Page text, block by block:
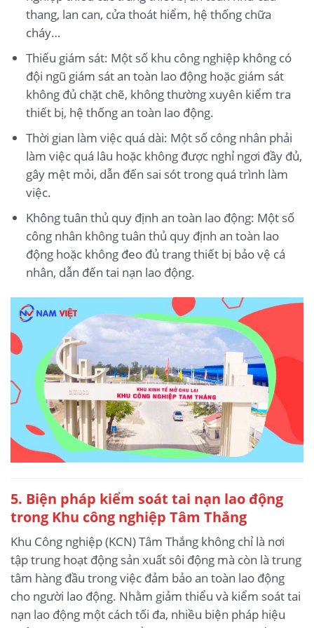
thang, lan can, cửa thoát hiểm, hệ thống chữa
cháy…
Thiếu giám sát: Một số khu công nghiệp không có
đội ngũ giám sát an toàn lao động hoặc giám sát
không đủ chặt chẽ, không thường xuyên kiểm tra
thiết bị, hệ thống an toàn lao động.
Thời gian làm việc quá dài: Một số công nhân phải
làm việc quá lâu hoặc không được nghỉ ngơi đầy đủ,
gây mệt mỏi, dẫn đến sai sót trong quá trình làm
việc.
Không tuân thủ quy định an toàn lao động: Một số
công nhân không tuân thủ quy định an toàn lao
động hoặc không đeo đủ trang thiết bị bảo vệ cá
nhân, dẫn đến tai nạn lao động.
5. Biện pháp kiểm soát tai nạn lao động
trong Khu công nghiệp Tâm Thắng
Khu Công nghiệp (KCN) Tâm Thắng không chỉ là nơi
tập trung hoạt động sản xuất sôi động mà còn là trung
tâm hàng đầu trong việc đảm bảo an toàn lao động
cho người lao động. Nhằm giảm thiểu và kiểm soát tai
nạn lao động một cách tối đa, nhiều biện pháp hiệu